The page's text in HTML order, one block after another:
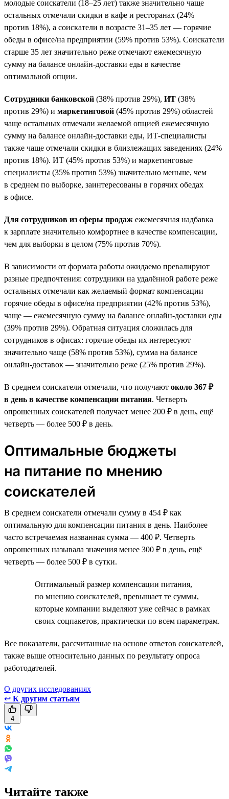
молодые соискатели (18–25 лет) также значительно чаще
остальных отмечали скидки в кафе и ресторанах (24%
против 18%), а соискатели в возрасте 31–35 лет — горячие
обеды в офисе/на предприятии (59% против 53%). Соискатели
старше 35 лет значительно реже отмечают ежемесячную
сумму на балансе онлайн-доставки еды в качестве
оптимальной опции.
Сотрудники банковской (38% против 29%), ИТ (38%
против 29%) и маркетинговой (45% против 29%) областей
чаще остальных отмечали желаемой опцией ежемесячную
сумму на балансе онлайн-доставки еды, ИТ-специалисты
также чаще отмечали скидки в близлежащих заведениях (24%
против 18%). ИТ (45% против 53%) и маркетинговые
специалисты (35% против 53%) значительно меньше, чем
в среднем по выборке, заинтересованы в горячих обедах
в офисе.
Для сотрудников из сферы продаж ежемесячная надбавка
к зарплате значительно комфортнее в качестве компенсации,
чем для выборки в целом (75% против 70%).
В зависимости от формата работы ожидаемо превалируют
разные предпочтения: сотрудники на удалённой работе реже
остальных отмечали как желаемый формат компенсации
горячие обеды в офисе/на предприятии (42% против 53%),
чаще — ежемесячную сумму на балансе онлайн-доставки еды
(39% против 29%). Обратная ситуация сложилась для
сотрудников в офисах: горячие обеды их интересуют
значительно чаще (58% против 53%), сумма на балансе
онлайн-доставок — значительно реже (25% против 29%).
В среднем соискатели отмечали, что получают около 367 ₽
в день в качестве компенсации питания. Четверть
опрошенных соискателей получает менее 200 ₽ в день, ещё
четверть — более 500 ₽ в день.
Оптимальные бюджеты
на питание по мнению
соискателей
В среднем соискатели отмечали сумму в 454 ₽ как
оптимальную для компенсации питания в день. Наиболее
часто встречаемая названная сумма — 400 ₽. Четверть
опрошенных называла значения менее 300 ₽ в день, ещё
четверть — более 500 ₽ в сутки.
Оптимальный размер компенсации питания,
по мнению соискателей, превышает те суммы,
которые компании выделяют уже сейчас в рамках
своих соцпакетов, практически по всем параметрам.
Все показатели, рассчитанные на основе ответов соискателей,
также выше относительно данных по результату опроса
работодателей.
О других исследованиях
↩ К другим статьям
4
Читайте также